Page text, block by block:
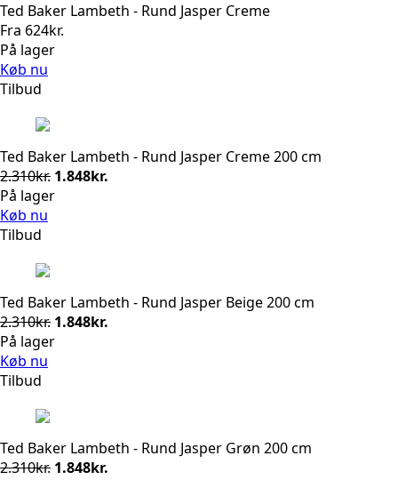
Ted Baker Lambeth - Rund Jasper Creme
Fra 624kr.
På lager
Køb nu
Tilbud
Ted Baker Lambeth - Rund Jasper Creme 200 cm
2.310kr. Den
oprindelige
1.848kr.
På lager
Køb nu
Tilbud
Ted Baker Lambeth - Rund Jasper Beige 200 cm
2.310kr. Den
oprindelige
1.848kr.
På lager
Køb nu
Tilbud
Ted Baker Lambeth - Rund Jasper Grøn 200 cm
2.310kr. Den
1.848kr.